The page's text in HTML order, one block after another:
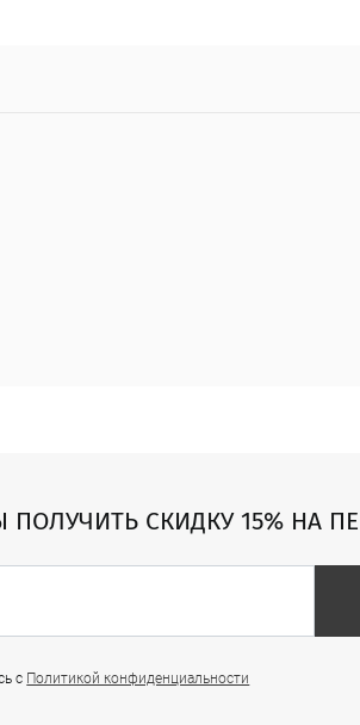
ПОЛУЧИТЬ СКИДКУ 15% НА
с Политикой конфиденциальности